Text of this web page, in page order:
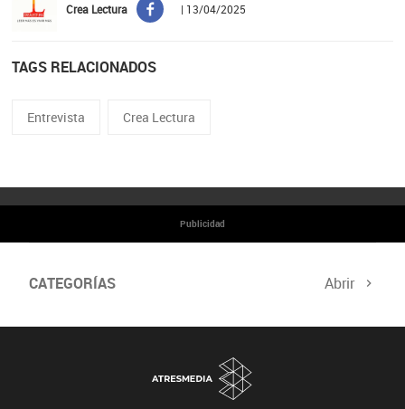
Crea Lectura | 13/04/2025
TAGS RELACIONADOS
Entrevista Crea Lectura
Publicidad
CATEGORÍAS Abrir